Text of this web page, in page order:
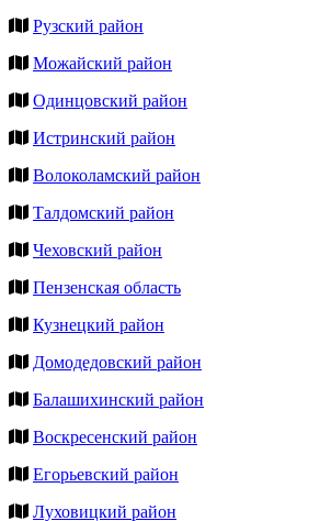
Рузский район
Можайский район
Одинцовский район
Истринский район
Волоколамский район
Талдомский район
Чеховский район
Пензенская область
Кузнецкий район
Домодедовский район
Балашихинский район
Воскресенский район
Егорьевский район
Луховицкий район